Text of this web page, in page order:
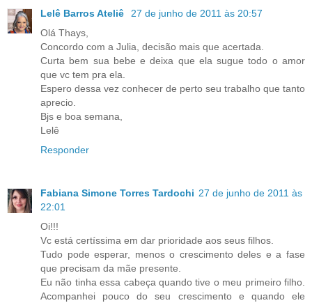
Lelê Barros Ateliê
27 de junho de 2011 às 20:57
Olá Thays,
Concordo com a Julia, decisão mais que acertada.
Curta bem sua bebe e deixa que ela sugue todo o amor
que vc tem pra ela.
Espero dessa vez conhecer de perto seu trabalho que tanto
aprecio.
Bjs e boa semana,
Lelê
Responder
Fabiana Simone Torres Tardochi 27 de junho de 2011 às
22:01
Oi!!!
Vc está certíssima em dar prioridade aos seus filhos.
Tudo pode esperar, menos o crescimento deles e a fase
que precisam da mãe presente.
Eu não tinha essa cabeça quando tive o meu primeiro filho.
Acompanhei pouco do seu crescimento e quando ele